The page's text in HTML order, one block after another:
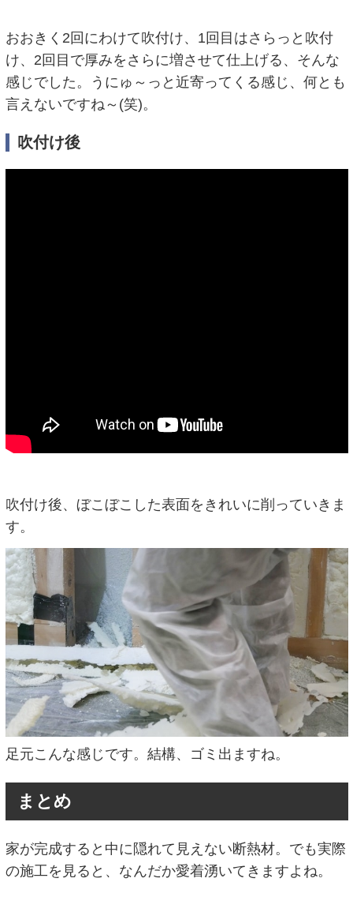
おおきく2回にわけて吹付け、1回目はさらっと吹付
け、2回目で厚みをさらに増させて仕上げる、そんな
感じでした。うにゅ～っと近寄ってくる感じ、何とも
言えないですね～(笑)。
吹付け後
吹付け後、ぼこぼこした表面をきれいに削っていきま
す。
足元こんな感じです。結構、ゴミ出ますね。
まとめ
家が完成すると中に隠れて見えない断熱材。でも実際
の施工を見ると、なんだか愛着湧いてきますよね。